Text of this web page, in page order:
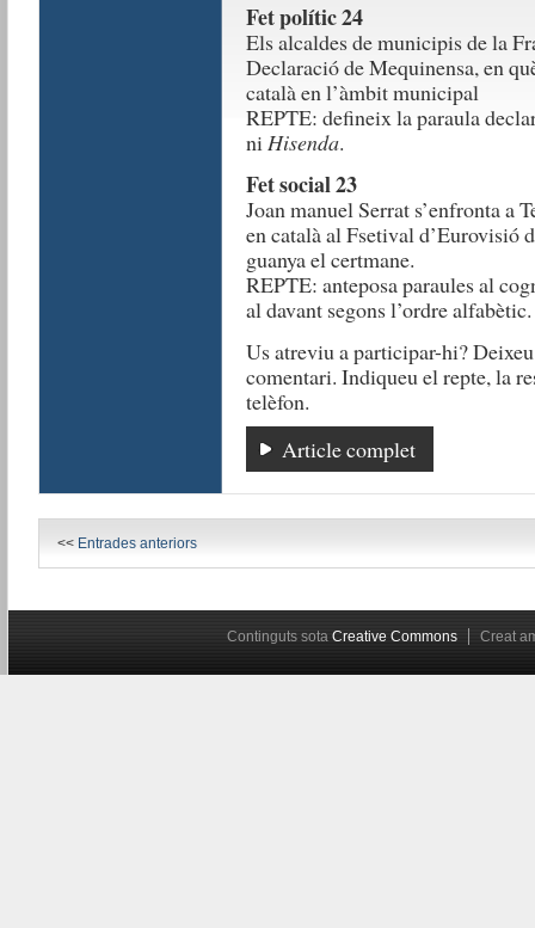
Fet polític 24
Els alcaldes de municipis de la
Declaració de Mequinensa, en
català en l’àmbit municipal
REPTE: defineix la paraula
niHisenda.
Fet social 23
Joan manuel Serrat s’enfronta a
en català al Fsetival d’Eurovisió
guanya el certmane.
REPTE: anteposa paraules al
al davant segons l’ordre alfabètic.
Us atreviu a participar-hi?
comentari. Indiqueu el repte, la
telèfon.
Article complet
<< Entrades anteriors
Continguts sota Creative Commons Creat